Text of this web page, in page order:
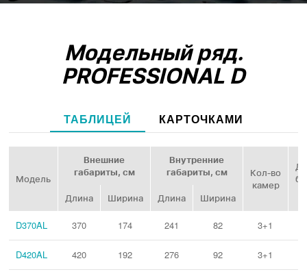
Модельный ряд.
PROFESSIONAL D
ТАБЛИЦЕЙ КАРТОЧКАМИ
Модель
Внешние
габариты, см
Внутренние
габариты, см
Кол‑во
камер
Длина
Ширина Длина Ширина
D370AL 370 174 241 82 3+1
D420AL 420 192 276 92 3+1